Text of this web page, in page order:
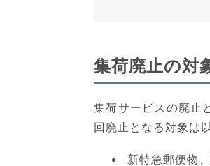
集荷廃止の対
集荷サービスの廃止
回廃止となる対象は
新特急郵便物